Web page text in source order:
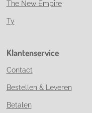
The New Empire
Ty
Klantenservice
Contact
Bestellen & Leveren
Betalen